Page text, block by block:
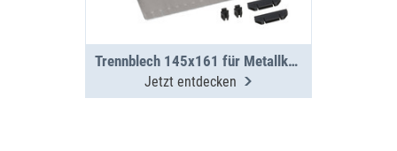
Trennblech 145x161 für Metallkoffer WM 350/351
Jetzt entdecken